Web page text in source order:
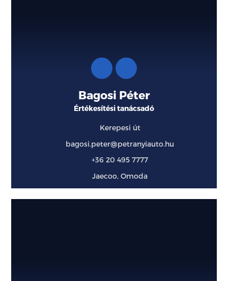
Bagosi Péter
Értékesítési tanácsadó
Kerepesi út
bagosi.peter@petranyiauto.hu
+36 20 495 7777
Jaecoo, Omoda